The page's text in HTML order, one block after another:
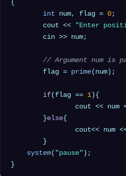
{
int num, flag = 0;
	cout <<
"Enter
// Argument num is
	flag =
prime(num);
if(flag == 1 ){
cout << num
	}
else{
cout<< num
system( "pause" );